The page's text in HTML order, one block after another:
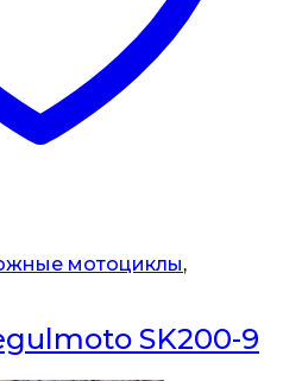
мотоциклы,
SK200-9